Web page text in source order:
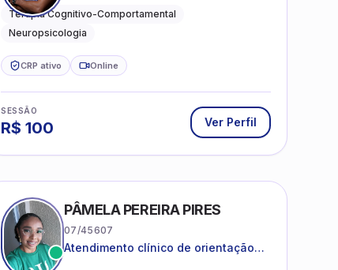
e viver com mais clareza e sentido,
com uma terapia estruturada e
baseada em ciência.
Terapia Cognitivo-Comportamental
Neuropsicologia
CRP ativo Online
SESSÃO
R$ 100 Ver Perfil
PÂMELA PEREIRA PIRES
07/45607
Atendimento clínico de orientação